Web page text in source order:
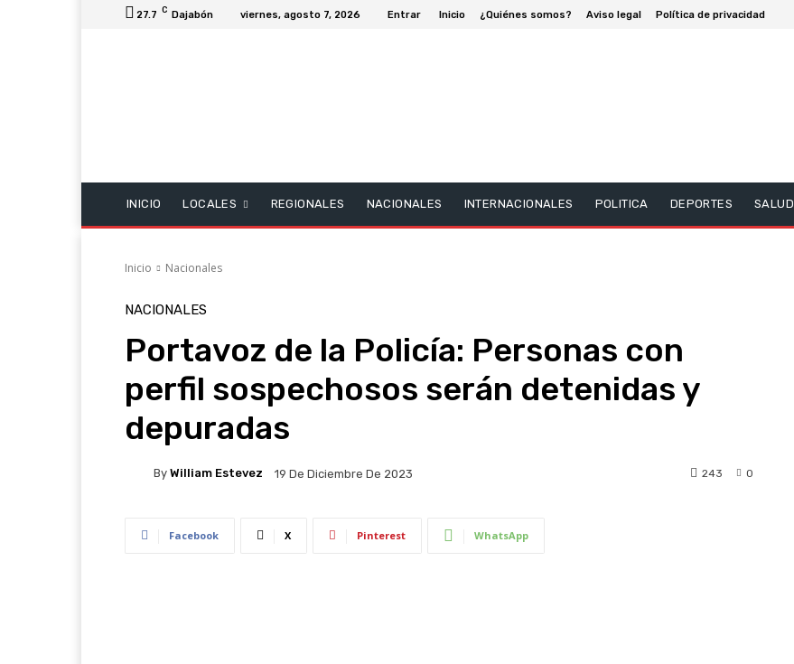
27.7 C Dajabón viernes, agosto 7, 2026 Entrar Inicio ¿Quiénes somos? Aviso legal Política de privacidad
INICIO LOCALES REGIONALES NACIONALES INTERNACIONALES POLITICA DEPORTES SALUD
Inicio Nacionales
NACIONALES
Portavoz de la Policía: Personas con
perfil sospechosos serán detenidas y
depuradas
By William Estevez 19 De Diciembre De 2023 0
243
Facebook X Pinterest WhatsApp